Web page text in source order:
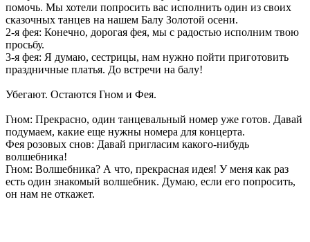
помочь. Мы хотели попросить вас исполнить один из своих
сказочных танцев на нашем Балу Золотой осени.
2-я фея: Конечно, дорогая фея, мы с радостью исполним твою
просьбу.
3-я фея: Я думаю, сестрицы, нам нужно пойти приготовить
праздничные платья. До встречи на балу!
Убегают. Остаются Гном и Фея.
Гном: Прекрасно, один танцевальный номер уже готов. Давай
подумаем, какие еще нужны номера для концерта.
Фея розовых снов: Давай пригласим какого-нибудь
волшебника!
Гном: Волшебника? А что, прекрасная идея! У меня как раз
есть один знакомый волшебник. Думаю, если его попросить,
он нам не откажет.